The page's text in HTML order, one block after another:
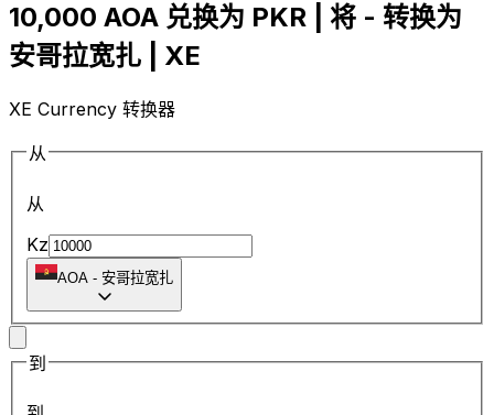
10,000 AOA 兑换为 PKR | 将 - 转换为
安哥拉宽扎 | XE
XE Currency 转换器
从
从
Kz
AOA - 安哥拉宽扎
到